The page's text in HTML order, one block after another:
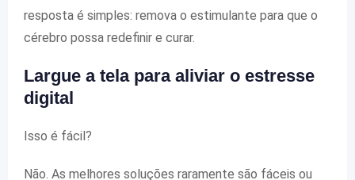
resposta é simples: remova o estimulante para que o
cérebro possa redefinir e curar.
Largue a tela para aliviar o estresse
digital
Isso é fácil?
Não. As melhores soluções raramente são fáceis ou